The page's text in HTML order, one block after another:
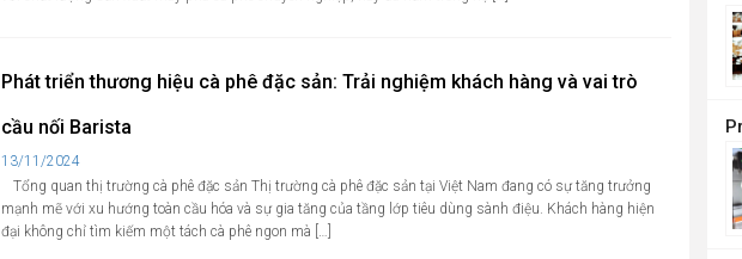
Phát triển thương hiệu cà phê đặc sản: Trải nghiệm khách hàng và vai trò
cầu nối Barista
Cập
nhật
13/11/2024
Tổng quan thị trường cà phê đặc sản Thị trường cà phê đặc sản tại Việt Nam đang có sự tăng trưởng
mạnh mẽ với xu hướng toàn cầu hóa và sự gia tăng của tầng lớp tiêu dùng sành điệu. Khách hàng hiện
đại không chỉ tìm kiếm một tách cà phê ngon mà […]